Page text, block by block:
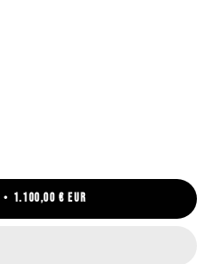
1.100,00 € EUR